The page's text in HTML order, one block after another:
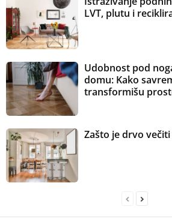
LVT, plutu i
Udobnost pod
domu: Kako
transformišu
Zašto je drvo